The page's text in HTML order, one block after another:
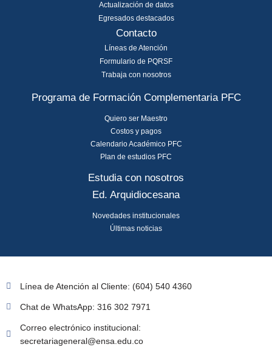
Actualización de datos
Egresados destacados
Contacto
Líneas de Atención
Formulario de PQRSF
Trabaja con nosotros
Programa de Formación Complementaria PFC
Quiero ser Maestro
Costos y pagos
Calendario Académico PFC
Plan de estudios PFC
Estudia con nosotros
Ed. Arquidiocesana
Novedades institucionales
Últimas noticias
Línea de Atención al Cliente: (604) 540 4360
Chat de WhatsApp: 316 302 7971
Correo electrónico institucional:
secretariageneral@ensa.edu.co